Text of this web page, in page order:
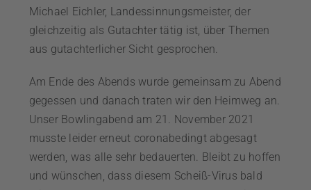
Michael Eichler, Landessinnungs­meister, der
gleichzeitig als Gutachter tätig ist, über Themen
aus gutachterlicher Sicht gesprochen.
Am Ende des Abends wurde gemeinsam zu Abend
gegessen und danach traten wir den Heimweg an.
Unser Bowlingabend am 21. November 2021
musste leider erneut coronabedingt abgesagt
werden, was alle sehr bedauerten. Bleibt zu hoffen
und wünschen, dass diesem Scheiß-Virus bald